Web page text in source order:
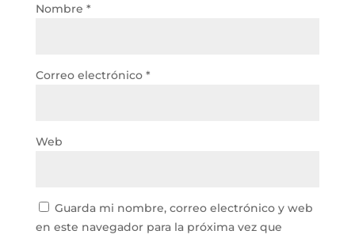
Nombre *
Correo electrónico *
Web
Guarda mi nombre, correo electrónico y web
en este navegador para la próxima vez que